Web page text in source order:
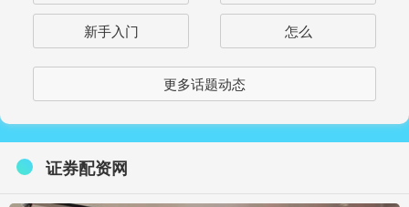
新手入门 怎么
更多话题动态
证券配资网